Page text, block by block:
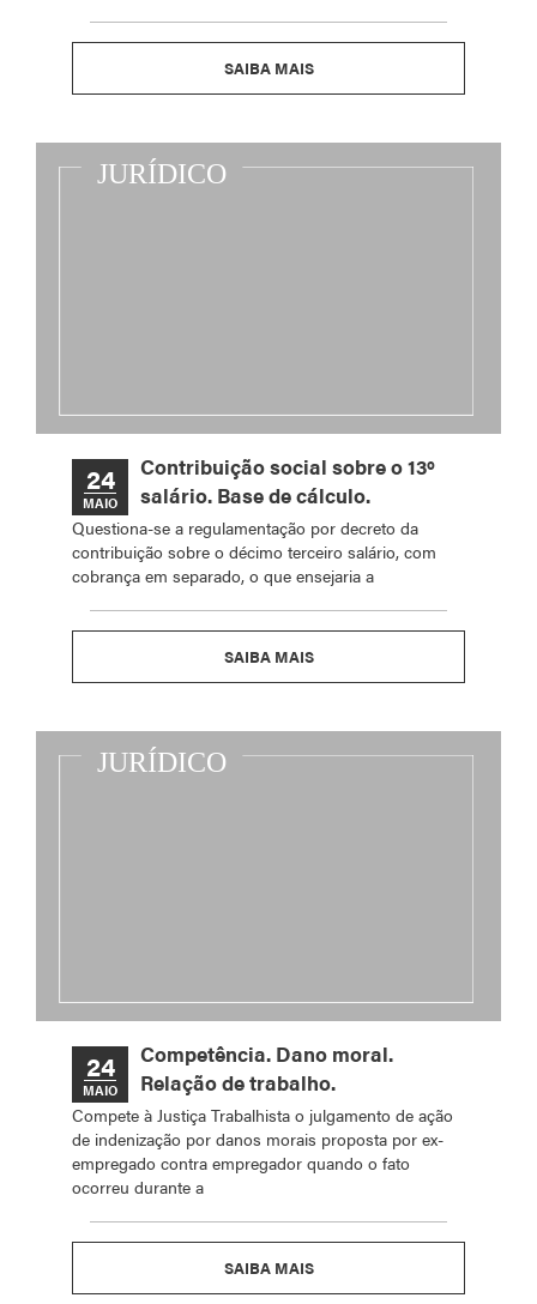
SAIBA MAIS
24
MAIO
Contribuição social sobre o 13º
salário. Base de cálculo.
Questiona-se a regulamentação por decreto da
contribuição sobre o décimo terceiro salário, com
cobrança em separado, o que ensejaria a
SAIBA MAIS
24
MAIO
Competência. Dano moral.
Relação de trabalho.
Compete à Justiça Trabalhista o julgamento de ação
de indenização por danos morais proposta por ex-
empregado contra empregador quando o fato
ocorreu durante a
SAIBA MAIS